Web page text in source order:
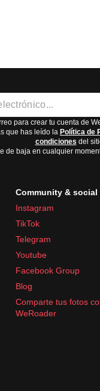
para crear tu cuenta de
que has leído la Política de
condiciones del
de baja en cualquier
Community & social
Instagram
TikTok
Telegram
Youtube
Facebook Group
Blog
Comparte tus fotos
WeRoader